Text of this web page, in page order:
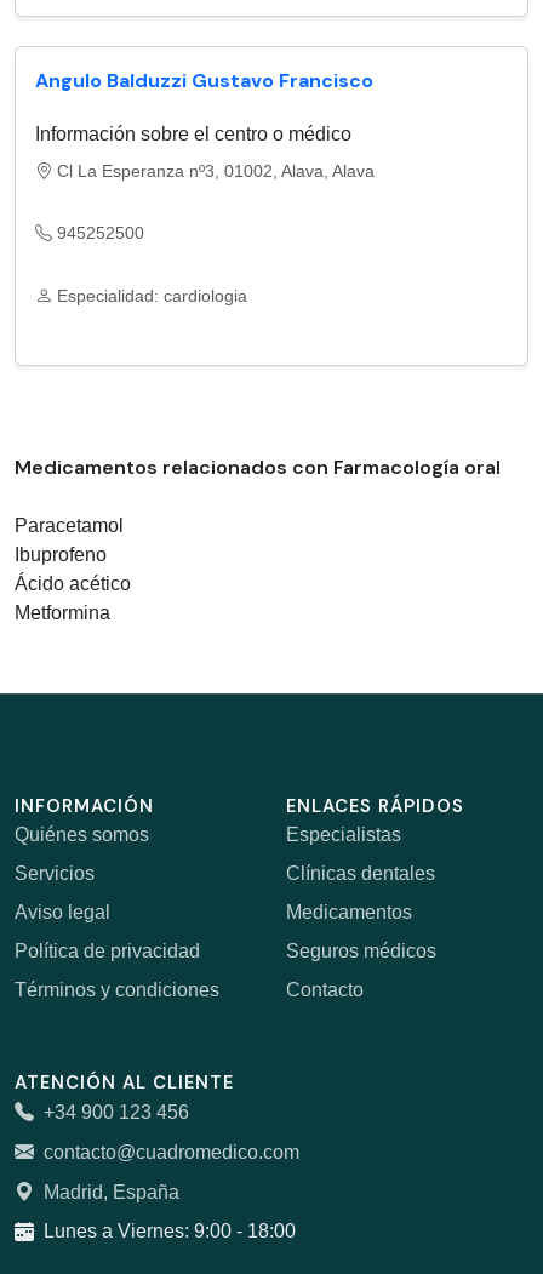
Angulo Balduzzi Gustavo Francisco
Información sobre el centro o médico
Cl La Esperanza nº3, 01002, Alava, Alava
945252500
Especialidad: cardiologia
Medicamentos relacionados con Farmacología oral
Paracetamol
Ibuprofeno
Ácido acético
Metformina
INFORMACIÓN
Quiénes somos
Servicios
Aviso legal
Política de privacidad
Términos y condiciones
ENLACES RÁPIDOS
Especialistas
Clínicas dentales
Medicamentos
Seguros médicos
Contacto
ATENCIÓN AL CLIENTE
+34 900 123 456
contacto@cuadromedico.com
Madrid, España
Lunes a Viernes: 9:00 - 18:00